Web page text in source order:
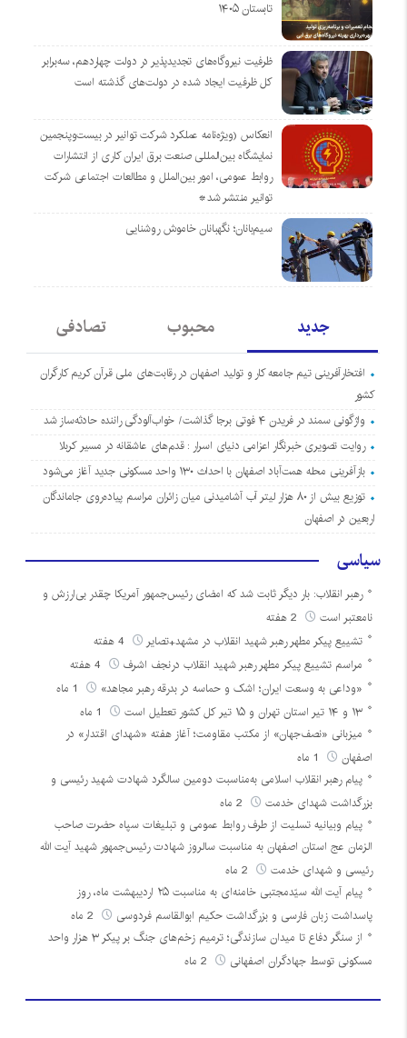
تابستان ۱۴۰۵
ظرفیت نیروگاه‌های تجدیدپذیر در دولت چهاردهم، سه‌برابر
کل ظرفیت ایجاد شده در دولت‌های گذشته است
انعکاس (ویژه‌نامه عملکرد شرکت توانیر در بیست‌وپنجمین
نمایشگاه بین‌المللی صنعت برق ایران کاری از انتشارات
روابط عمومی، امور بین‌الملل و مطالعات اجتماعی شرکت
توانیر منتشر شد*
سیم‌بانان؛ نگهبانان خاموش روشنایی
جدید محبوب تصادفی
افتخارآفرینی تیم جامعه کار و تولید اصفهان در رقابت‌های ملی قرآن کریم کارگران
کشور
واژگونی سمند در فریدن ۴ فوتی برجا گذاشت/ خواب‌آلودگی راننده حادثه‌ساز شد
روایت تصویری خبرنگار اعزامی دنیای اسرار : قدم‌های عاشقانه در مسیر کربلا
بازآفرینی محله همت‌آباد اصفهان با احداث ۱۳۰ واحد مسکونی جدید آغاز می‌شود
توزیع بیش از ۸۰ هزار لیتر آب آشامیدنی میان زائران مراسم پیاده‌روی جاماندگان
اربعین در اصفهان
سیاسی
رهبر انقلاب: بار دیگر ثابت شد که امضای رئیس‌جمهور آمریکا چقدر بی‌ارزش و
نامعتبر است
تشییع پیکر مطهر رهبر شهید انقلاب در مشهد+تصایر
مراسم تشییع پیکر مطهر رهبر شهید انقلاب درنجف اشرف
«وداعی به وسعت ایران؛ اشک و حماسه در بدرقه رهبر مجاهد»
۱۳ و ۱۴ تیر استان تهران و ۱۵ تیر کل کشور تعطیل است
میزبانی «نصف‌جهان» از مکتب مقاومت؛ آغاز هفته «شهدای اقتدار» در
اصفهان
پیام رهبر انقلاب اسلامی به‌مناسبت دومین سالگرد شهادت شهید رئیسی و
بزرگداشت شهدای خدمت
پیام وبیانیه تسلیت از طرف روابط عمومی و تبلیغات سپاه حضرت صاحب
الزمان عج استان اصفهان به مناسبت سالروز شهادت رئیس‌جمهور شهید آیت الله
رئیسی و شهدای خدمت
پیام آیت الله سیّدمجتبی خامنه‌ای به مناسبت ۲۵ اردیبهشت ماه، روز
پاسداشت زبان فارسی و بزرگداشت حکیم ابوالقاسم فردوسی
از سنگر دفاع تا میدان سازندگی؛ ترمیم زخم‌های جنگ بر پیکر ۳ هزار واحد
مسکونی توسط جهادگران اصفهانی